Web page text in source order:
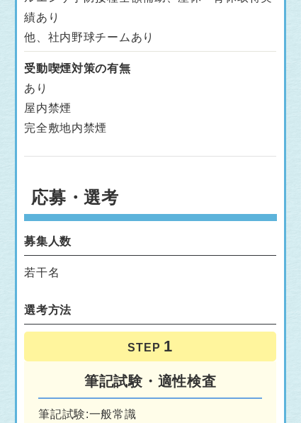
績あり
他、社内野球チームあり
受動喫煙対策の有無
あり
屋内禁煙
完全敷地内禁煙
応募・選考
募集人数
若干名
選考方法
STEP
筆記試験・適性検査
筆記試験:一般常識